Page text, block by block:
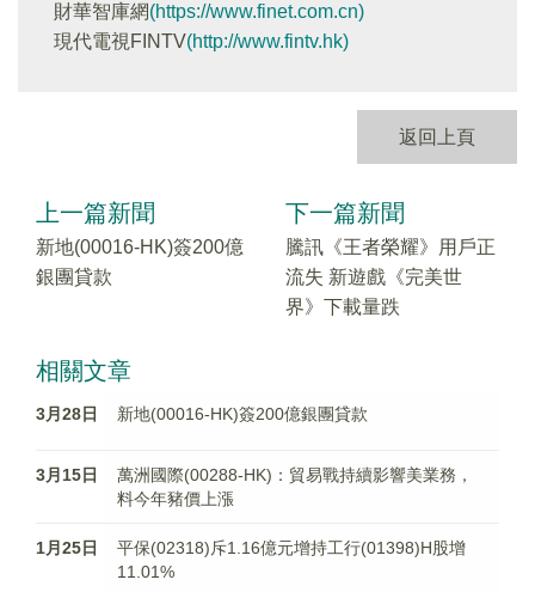
財華智庫網(https://www.finet.com.cn)
現代電視FINTV(http://www.fintv.hk)
返回上頁
上一篇新聞
新地(00016-HK)簽200億
銀團貸款
下一篇新聞
騰訊《王者榮耀》用戶正
流失 新遊戲《完美世
界》下載量跌
相關文章
3月28日 新地(00016-HK)簽200億銀團貸款
3月15日
萬洲國際(00288-HK)：貿易戰持續影響美業務，
料今年豬價上漲
1月25日
平保(02318)斥1.16億元增持工行(01398)H股增
11.01%